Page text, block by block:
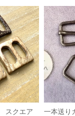
スクエア
一本送